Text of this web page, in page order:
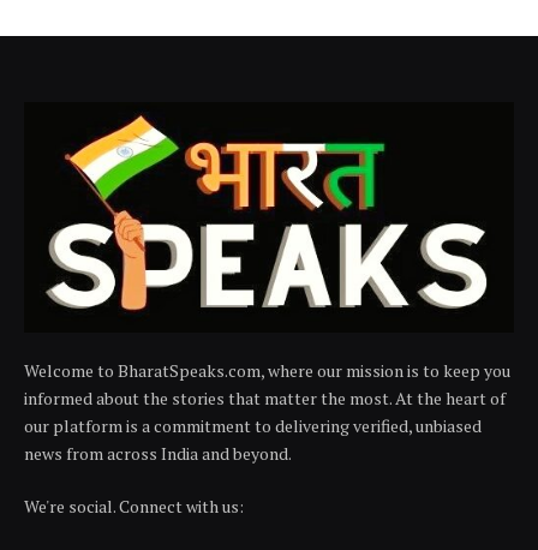
Welcome to BharatSpeaks.com, where our mission is to keep you
informed about the stories that matter the most. At the heart of
our platform is a commitment to delivering verified, unbiased
news from across India and beyond.
We're social. Connect with us: